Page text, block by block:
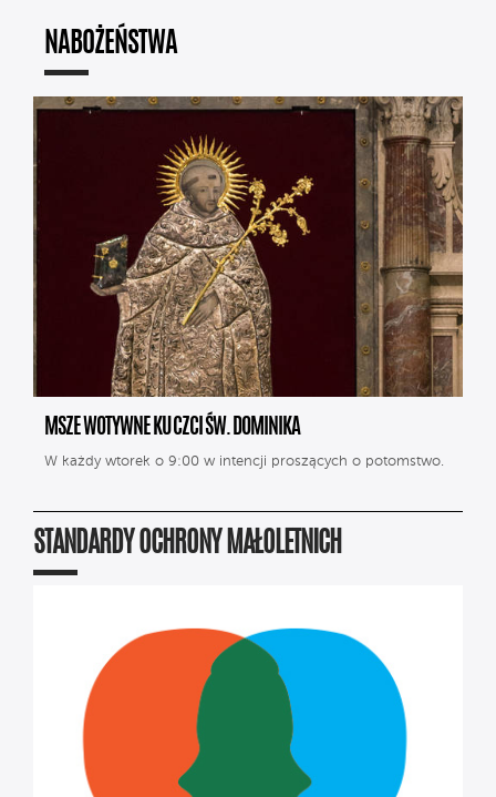
NABOŻEŃSTWA
MSZE WOTYWNE KU CZCI ŚW. DOMINIKA
W każdy wtorek o 9:00 w intencji proszących o potomstwo.
STANDARDY OCHRONY MAŁOLETNICH